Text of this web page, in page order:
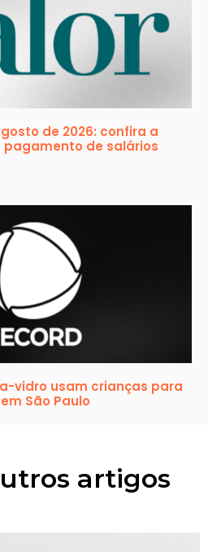
de 2026: confira a
de salários
vidro usam crianças para
São Paulo
artigos